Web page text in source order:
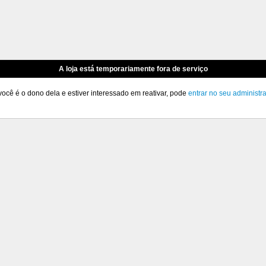
A loja está temporariamente fora de serviço
é o dono dela e estiver interessado em reativar, pode entrar no seu